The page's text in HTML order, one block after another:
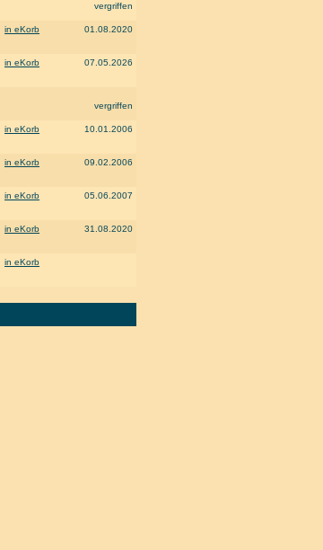
vergriffen
in eKorb 01.08.2020
in eKorb 07.05.2026
vergriffen
in eKorb 10.01.2006
in eKorb 09.02.2006
in eKorb 05.06.2007
in eKorb 31.08.2020
in eKorb